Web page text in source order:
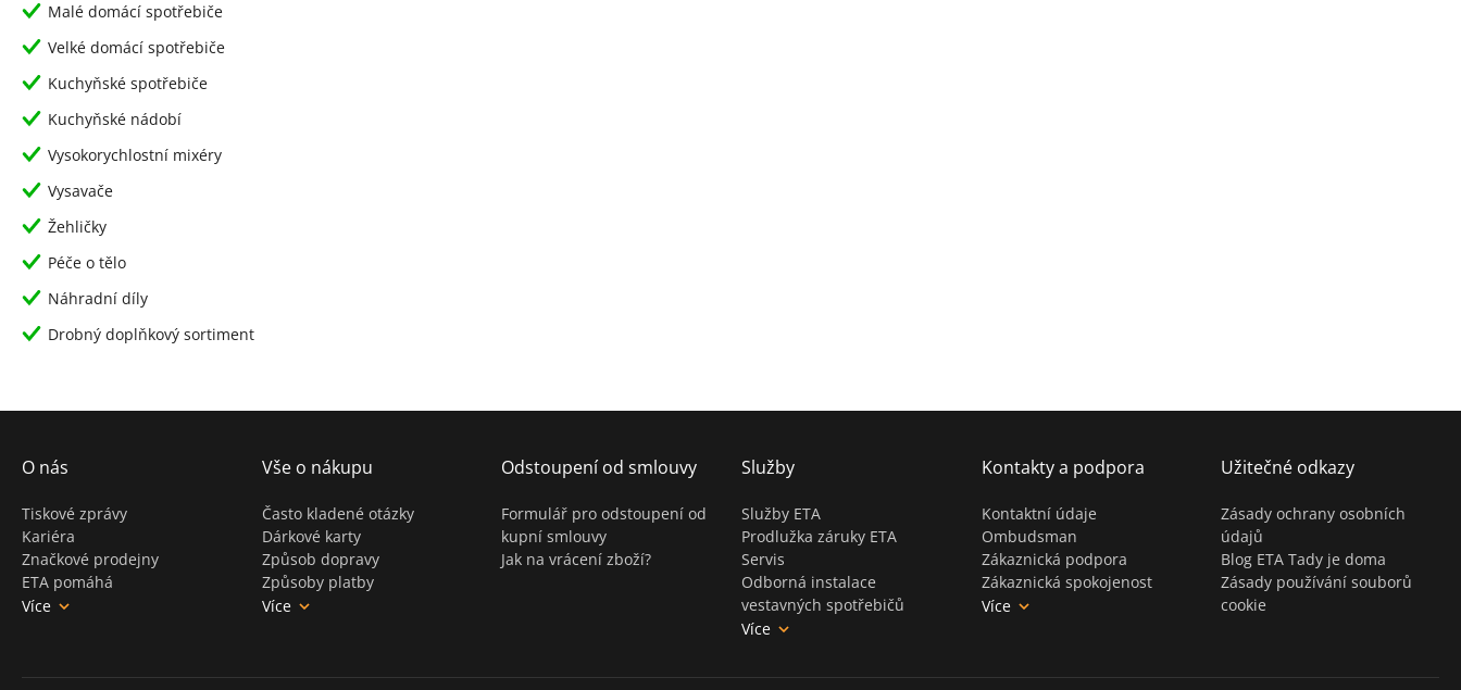
Malé domácí spotřebiče
Velké domácí spotřebiče
Kuchyňské spotřebiče
Kuchyňské nádobí
Vysokorychlostní mixéry
Vysavače
Žehličky
Péče o tělo
Náhradní díly
Drobný doplňkový sortiment
O nás
Tiskové zprávy
Kariéra
Značkové prodejny
ETA pomáhá
Více
Vše o nákupu
Často kladené otázky
Dárkové karty
Způsob dopravy
Způsoby platby
Více
Odstoupení od smlouvy
Formulář pro odstoupení od
kupní smlouvy
Jak na vrácení zboží?
Služby
Služby ETA
Prodlužka záruky ETA
Servis
Odborná instalace
vestavných spotřebičů
Více
Kontakty a podpora
Kontaktní údaje
Ombudsman
Zákaznická podpora
Zákaznická spokojenost
Více
Užitečné odkazy
Zásady ochrany osobních
údajů
Blog ETA Tady je doma
Zásady používání souborů
cookie